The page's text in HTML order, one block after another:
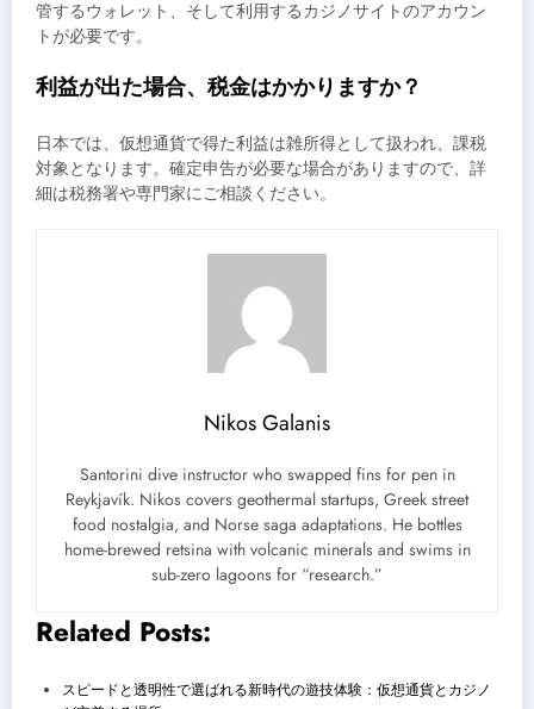
管するウォレット、そして利用するカジノサイトのアカウン
トが必要です。
利益が出た場合、税金はかかりますか？
日本では、仮想通貨で得た利益は雑所得として扱われ、課税
対象となります。確定申告が必要な場合がありますので、詳
細は税務署や専門家にご相談ください。
Nikos Galanis
Santorini dive instructor who swapped fins for pen in
Reykjavík. Nikos covers geothermal startups, Greek street
food nostalgia, and Norse saga adaptations. He bottles
home-brewed retsina with volcanic minerals and swims in
sub-zero lagoons for “research.”
Related Posts:
スピードと透明性で選ばれる新時代の遊技体験：仮想通貨とカジノ